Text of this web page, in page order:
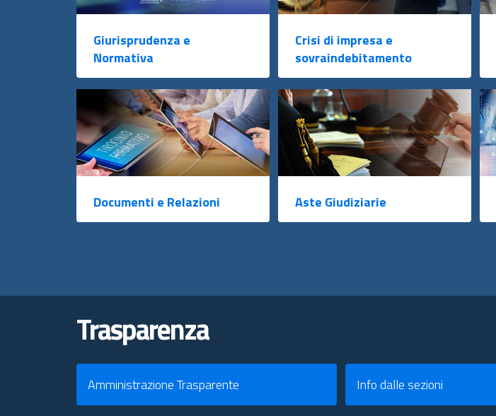
Giurisprudenza e
Normativa
Crisi di impresa e
sovraindebitamento
Documenti e Relazioni Aste Giudiziarie
Trasparenza
Amministrazione Trasparente Info dalle sezioni